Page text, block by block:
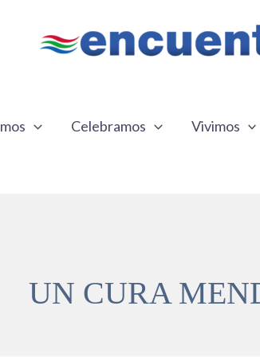
Celebramos Vivimos
UN CURA